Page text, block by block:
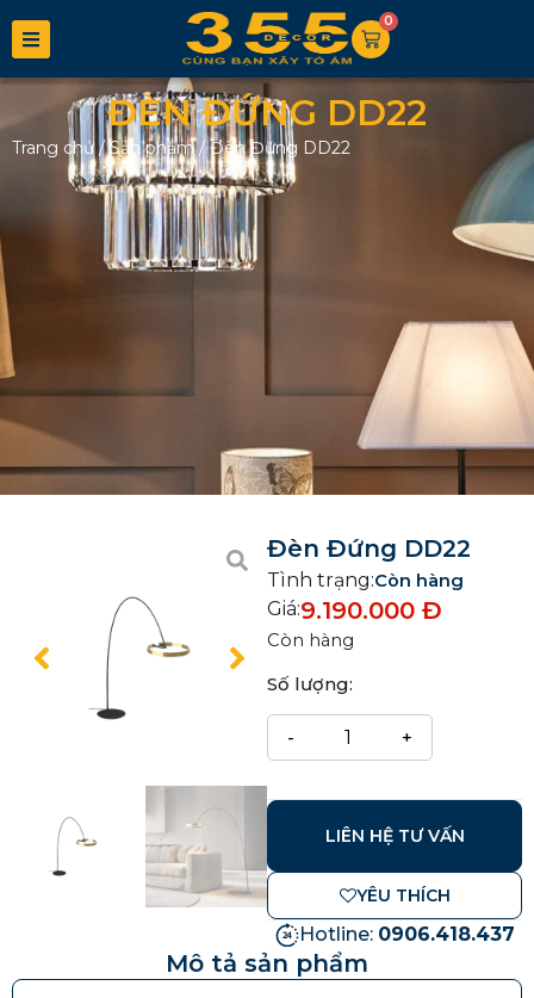
0
ĐÈN ĐỨNG DD22
Trang chủ/Sản phẩm/Đèn Đứng DD22
Đèn Đứng DD22
Tình trạng:Còn hàng
Giá:9.190.000 Đ
Còn hàng
Số lượng:
LIÊN HỆ TƯ VẤN
YÊU THÍCH
Hotline: 0906.418.437
Mô tả sản phẩm